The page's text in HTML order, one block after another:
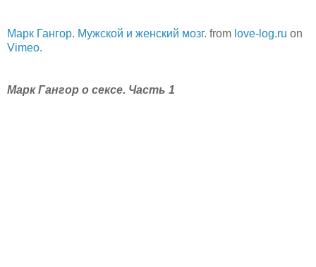
Марк Гангор. Мужской и женский мозг. from love-log.ru on
Vimeo.
Марк Гангор о сексе. Часть 1